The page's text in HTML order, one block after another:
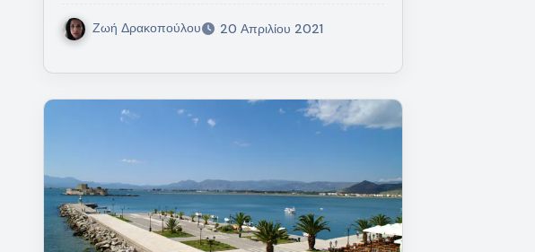
Ζωή Δρακοπούλου 20 Απριλίου 2021